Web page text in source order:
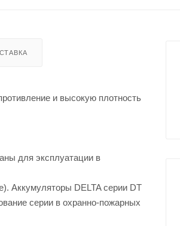
и высокую плотность
для эксплуатации в
Аккумуляторы DELTA серии DT
серии в охранно-пожарных